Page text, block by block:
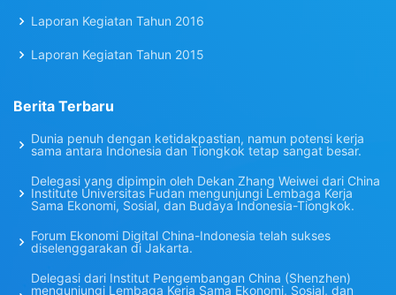
Laporan Kegiatan Tahun 2016
Laporan Kegiatan Tahun 2015
Berita Terbaru
Dunia penuh dengan ketidakpastian, namun potensi kerja
sama antara Indonesia dan Tiongkok tetap sangat besar.
Delegasi yang dipimpin oleh Dekan Zhang Weiwei dari China
Institute Universitas Fudan mengunjungi Lembaga Kerja
Sama Ekonomi, Sosial, dan Budaya Indonesia-Tiongkok.
Forum Ekonomi Digital China-Indonesia telah sukses
diselenggarakan di Jakarta.
Delegasi dari Institut Pengembangan China (Shenzhen)
mengunjungi Lembaga Kerja Sama Ekonomi, Sosial, dan